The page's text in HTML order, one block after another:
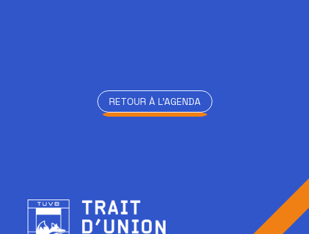
RETOUR À L'AGENDA